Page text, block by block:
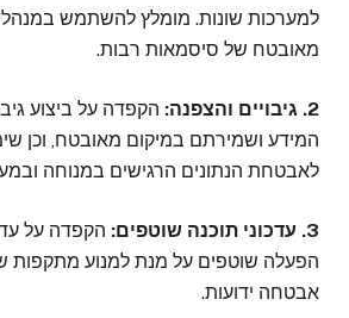
למערכות שונות. מומלץ להשתמש
מאובטח של סיסמאות רבות.
2. גיבויים והצפנה:
הקפדה על ביצוע
המידע ושמירתם במיקום מאובטח, וכן
לאבטחת הנתונים הרגישים במנוחה
3. עדכוני תוכנה שוטפים:
הקפדה על
הפעלה שוטפים על מנת למנוע מתקפות
אבטחה ידועות.